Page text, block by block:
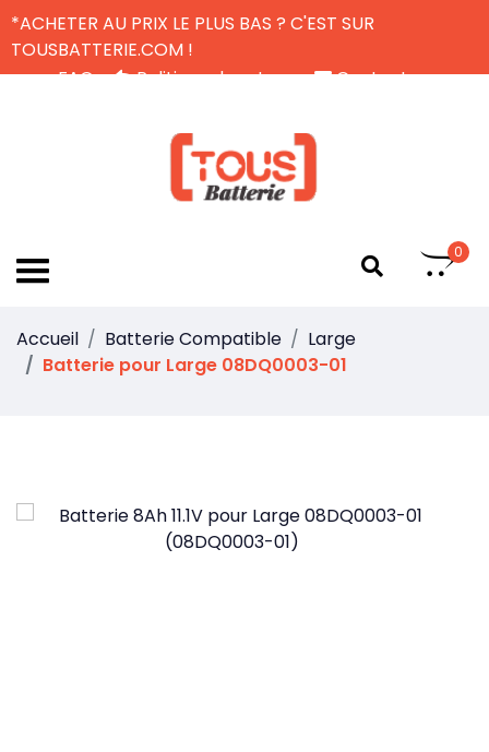
*ACHETER AU PRIX LE PLUS BAS ? C'EST SUR
TOUSBATTERIE.COM !
FAQ
Politique de retour
Contactez-nous
0
Accueil Batterie Compatible
Large
Batterie pour Large 08DQ0003-01